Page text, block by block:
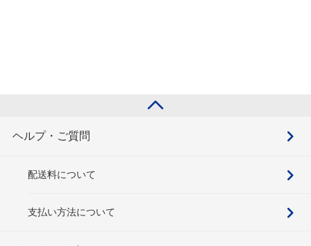
ヘルプ・ご質問
配送料について
支払い方法について